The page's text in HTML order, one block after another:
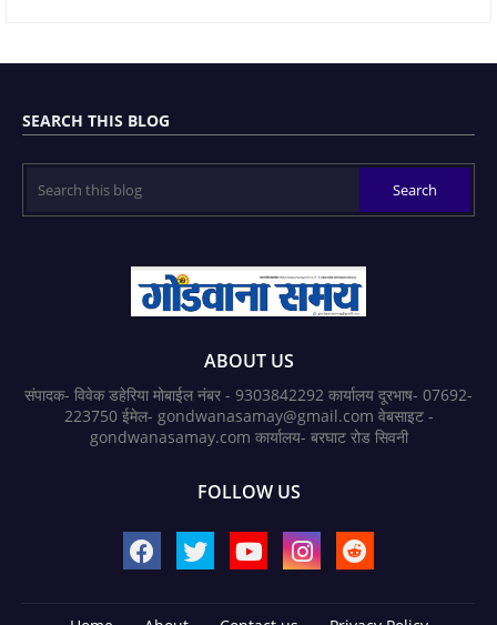
SEARCH THIS BLOG
ABOUT US
संपादक- विवेक डहेरिया मोबाईल नंबर - 9303842292 कार्यालय दूरभाष- 07692-
223750 ईमेल- gondwanasamay@gmail.com वेबसाइट -
gondwanasamay.com कार्यालय- बरघाट रोड सिवनी
FOLLOW US